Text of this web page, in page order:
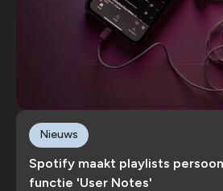
Spotify maakt playlists
functie 'User Notes'
Nieuws